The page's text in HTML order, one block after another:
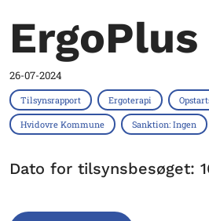
ErgoPlus
26-07-2024
Tilsynsrapport Ergoterapi
Hvidovre Kommune Sanktion: Ingen
Dato for tilsynsbesøget: